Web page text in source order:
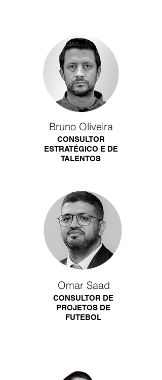
Bruno Oliveira
CONSULTOR
ESTRATÉGICO E DE
TALENTOS
Omar Saad
CONSULTOR DE
PROJETOS DE
FUTEBOL